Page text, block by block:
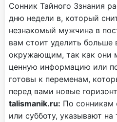
Сонник Тайного Ззнания
дню недели в, который
незнакомый мужчина в
вам стоит уделить больше
окружающим, так как они
ценную информацию или
готовы к переменам,
перед вами новые
talismanik.ru: По сонникам
или субботу, указывают